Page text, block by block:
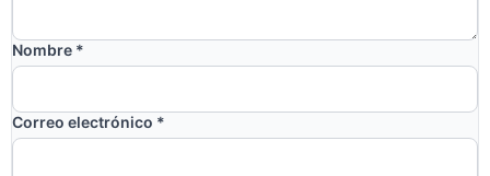
Nombre *
Correo electrónico *